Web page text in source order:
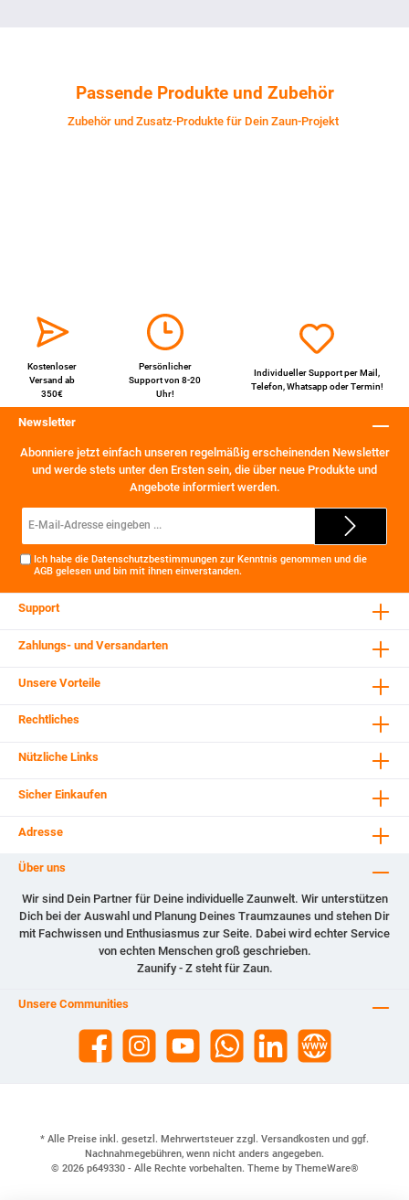
Passende Produkte und Zubehör
Zubehör und Zusatz-Produkte für Dein Zaun-Projekt
Kostenloser
Versand ab
350€
Persönlicher
Support von 8-20
Uhr!
Individueller Support perMail,
Telefon,WhatsappoderTermin!
Newsletter
Abonniere jetzt einfach unseren regelmäßig erscheinenden Newsletter
und werde stets unter den Ersten sein, die über neue Produkte und
Angebote informiert werden.
Ich habe die Datenschutzbestimmungen zur Kenntnis genommen und die
AGB gelesen und bin mit ihnen einverstanden.
Support
Zahlungs- und Versandarten
Unsere Vorteile
Rechtliches
Nützliche Links
Sicher Einkaufen
Adresse
Über uns
Wir sind Dein Partner für Deine individuelle Zaunwelt. Wir unterstützen
Dich bei der Auswahl und Planung Deines Traumzaunes und stehen Dir
mit Fachwissen und Enthusiasmus zur Seite. Dabei wird echter Service
von echten Menschen groß geschrieben.
Zaunify - Z steht für Zaun.
Unsere Communities
* Alle Preise inkl. gesetzl. Mehrwertsteuer zzgl. Versandkosten und ggf.
Nachnahmegebühren, wenn nicht anders angegeben.
© 2026 p649330 - Alle Rechte vorbehalten. Theme by ThemeWare®